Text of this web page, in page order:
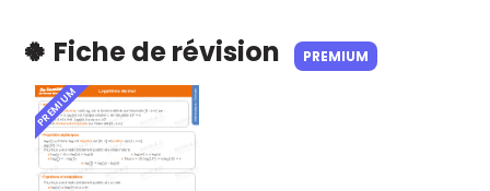
🍀 Fiche de révision PREMIUM
PREMIUM